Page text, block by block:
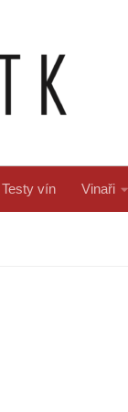
Testy vín Vinaři